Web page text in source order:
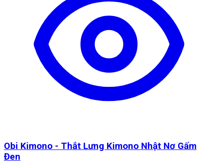
Obi Kimono - Thắt Lưng Kimono Nhật Nơ Gấm
Đen